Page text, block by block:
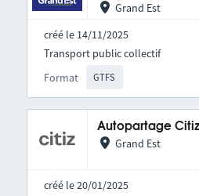
Grand Est
créé le 14/11/2025
Format GTFS
Transport public collectif
Autopartage
Grand Est
créé le 20/01/2025